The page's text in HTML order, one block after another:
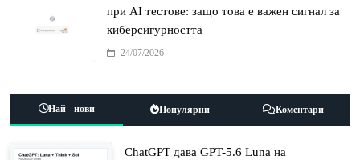
при AI тестове: защо това е важен сигнал за
киберсигурността
24/07/2026
Най - нови Популярни Коментари
ChatGPT дава GPT-5.6 Luna на